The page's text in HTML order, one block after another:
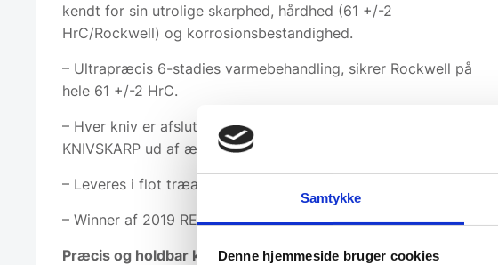
Samtykke
Denne hjemmeside bruger cookies
kendt for sin utrolige skarphed, hårdhed (61 +/-2
HrC/Rockwell) og korrosionsbestandighed.
– Ultrapræcis 6-stadies varmebehandling, sikrer Rockwell på
hele 61 +/-2 HrC.
– Hver kniv er afslutningsvis håndslebet, så den leveres
KNIVSKARP ud af æsken
– Leveres i flot trææske. Perfekt gaveide!
– Winner af 2019 RED DOT Design Award
Præcis og holdbar kniv i svensk damaskusstål til alsidig